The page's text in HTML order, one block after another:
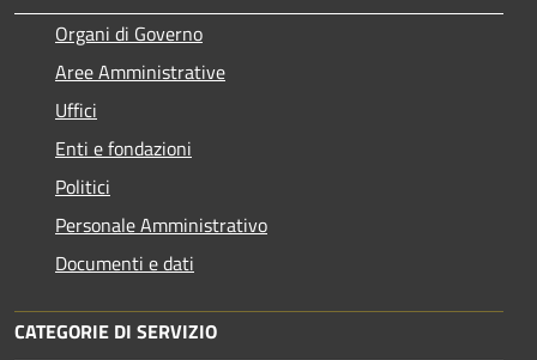
Organi di Governo
Aree Amministrative
Uffici
Enti e fondazioni
Politici
Personale Amministrativo
Documenti e dati
CATEGORIE DI SERVIZIO